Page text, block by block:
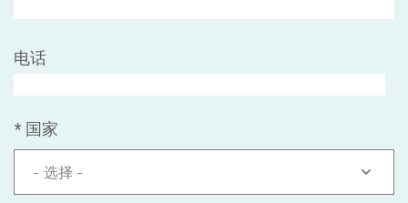
电话
* 国家
- 选择 -